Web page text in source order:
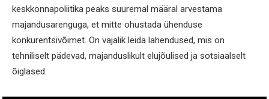
keskkonnapoliitika peaks suuremal määral arvestama
majandusarenguga, et mitte ohustada ühenduse
konkurentsivõimet. On vajalik leida lahendused, mis on
tehniliselt pädevad, majanduslikult elujõulised ja sotsiaalselt
õiglased.